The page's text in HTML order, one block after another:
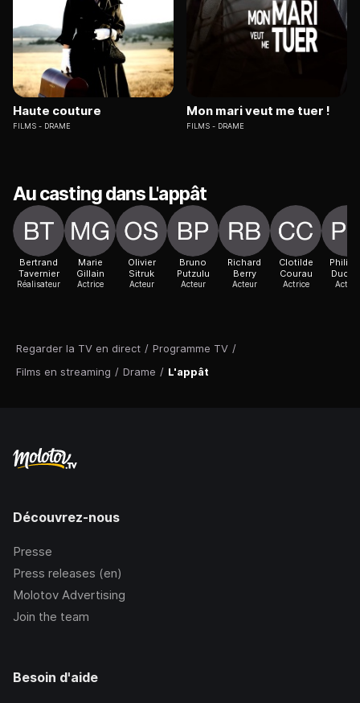
Regarder la TV en direct / Programme TV /
Films en streaming / Drame / L'appât
Haute couture
FILMS DRAME
Mon mari veut me tuer !
FILMS DRAME
Au casting dans L'appât
Bertrand
Tavernier
Réalisateur
Marie
Gillain
Actrice
Olivier
Sitruk
Acteur
Bruno
Putzulu
Acteur
Richard
Berry
Acteur
Clotilde
Courau
Actrice Acteur
Découvrez-nous
Presse
Press releases (en)
Molotov Advertising
Join the team
Besoin d'aide